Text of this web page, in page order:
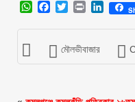
WhatsApp
Facebook
Twitter
Print
মৌলভীবাজার